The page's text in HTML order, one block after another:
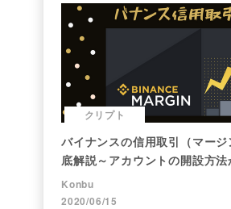
クリプト
バイナンスの信用取引（マー
底解説～アカウントの開設方
算例まで～
Konbu
2020/06/15